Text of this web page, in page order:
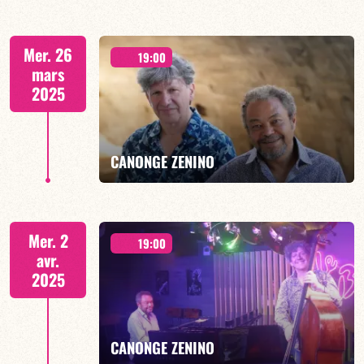
EN SAVOIR PLUS
Mer. 26
mars
2025
19:00
CANONGE ZENINO
DUO JAZZ - 19h00
EN SAVOIR PLUS
Mer. 2
avr.
2025
19:00
CANONGE ZENINO